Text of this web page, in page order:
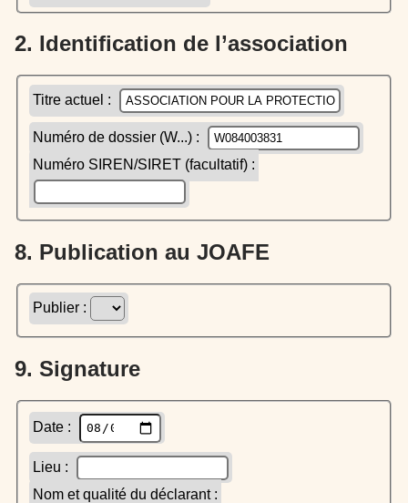
2. Identification de l’association
Titre actuel :
Numéro de dossier (W...) :
Numéro SIREN/SIRET (facultatif) :
8. Publication au JOAFE
Publier :
9. Signature
Date :
Lieu :
Nom et qualité du déclarant :